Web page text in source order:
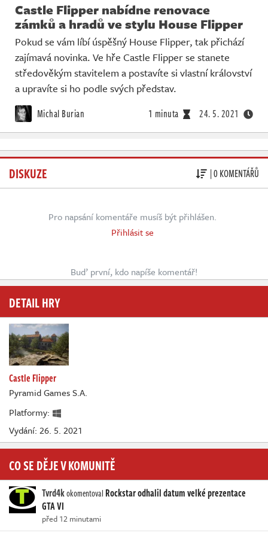
Castle Flipper nabídne renovace
zámků a hradů ve stylu House Flipper
Pokud se vám líbí úspěšný House Flipper, tak přichází
zajímavá novinka. Ve hře Castle Flipper se stanete
středověkým stavitelem a postavíte si vlastní království
a upravíte si ho podle svých představ.
Michal Burian 1 minuta 24. 5. 2021
DISKUZE | 0 KOMENTÁŘŮ
Pro napsání komentáře musíš být přihlášen.
Přihlásit se
Buď první, kdo napíše komentář!
DETAIL HRY
Castle Flipper
Pyramid Games S.A.
Platformy:
Vydání: 26. 5. 2021
CO SE DĚJE V KOMUNITĚ
Tvrd4kokomentoval Rockstar odhalil datum velké prezentace
GTA VI
před 12 minutami